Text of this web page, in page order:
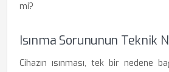
mi?
Isınma Sorununun Teknik
Cihazın ısınması, tek bir nedene